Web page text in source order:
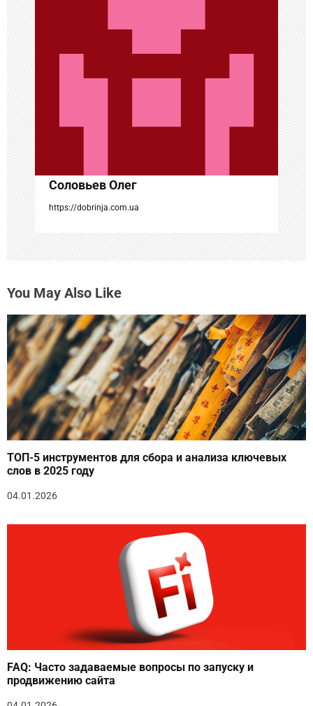
п
о
з
а
п
и
с
я
м
Соловьев Олег
https://dobrinja.com.ua
You May Also Like
ТОП-5 инструментов для сбора и анализа ключевых
слов в 2025 году
04.01.2026
FAQ: Часто задаваемые вопросы по запуску и
продвижению сайта